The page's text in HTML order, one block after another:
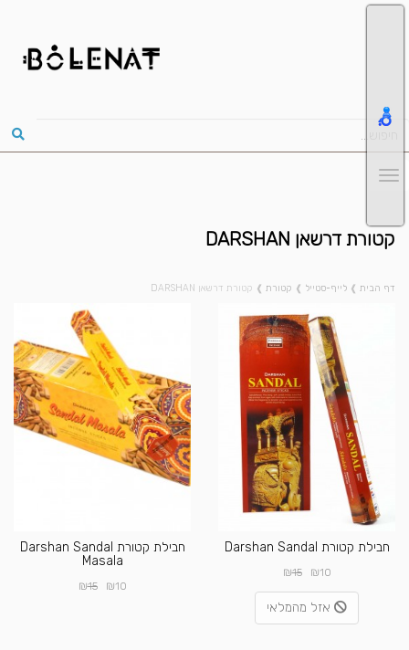
קטורת דרשאן DARSHAN
דף הבית ❱ לייף-סטייל ❱ קטורת ❱ קטורת דרשאן DARSHAN
חבילת קטורת Darshan Sandal
₪10
₪15
אזל מהמלאי
חבילת קטורת Darshan Sandal
Masala
₪10
₪15